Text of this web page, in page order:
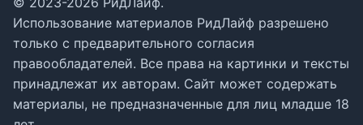
Использование материалов РидЛайф разрешено
только с предварительного согласия
правообладателей. Все права на картинки и тексты
принадлежат их авторам. Сайт может содержать
материалы, не предназначенные для лиц младше 18